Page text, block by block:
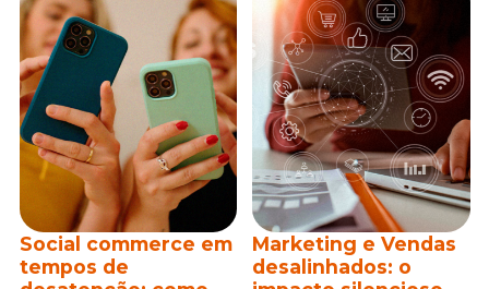
Social commerce em
tempos de
Marketing e Vendas
desalinhados: o